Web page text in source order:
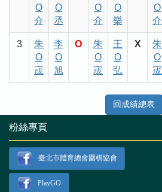
O
介
O
丞
O
介
O
樂
O
介
3
朱
O
宬
李
O
旭
O
朱
O
宬
王
O
弘
X
朱
O
宬
回成績總表
粉絲專頁
臺北市體育總會圍棋協會
PlayGO